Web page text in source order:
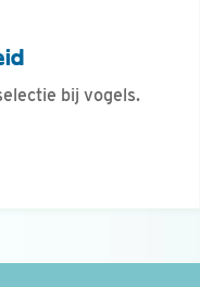
bij vogels.